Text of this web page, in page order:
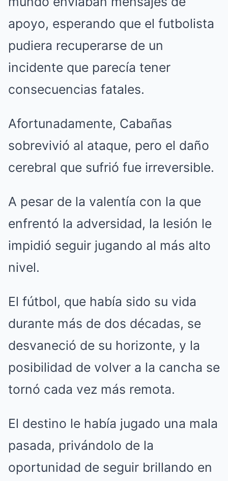
apoyo, esperando que el futbolista
pudiera recuperarse de un
incidente que parecía tener
consecuencias fatales.
Afortunadamente, Cabañas
sobrevivió al ataque, pero el daño
cerebral que sufrió fue irreversible.
A pesar de la valentía con la que
enfrentó la adversidad, la lesión le
impidió seguir jugando al más alto
nivel.
El fútbol, que había sido su vida
durante más de dos décadas, se
desvaneció de su horizonte, y la
posibilidad de volver a la cancha se
tornó cada vez más remota.
El destino le había jugado una mala
pasada, privándolo de la
oportunidad de seguir brillando en